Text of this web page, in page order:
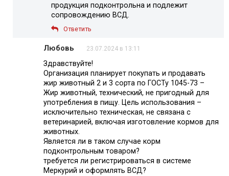
продукция подконтрольна и подлежит
сопровождению ВСД.
Ответить
Любовь 23.07.2024 в 13:11
Здравствуйте!
Организация планирует покупать и продавать
жир животный 2 и 3 сорта по ГОСТу 1045-73 –
Жир животный, технический, не пригодный для
употребления в пищу. Цель использования –
исключительно техническая, не связана с
ветеринарией, включая изготовление кормов для
животных.
Является ли в таком случае корм
подконтрольным товаром?
требуется ли регистрироваться в системе
Меркурий и оформлять ВСД?